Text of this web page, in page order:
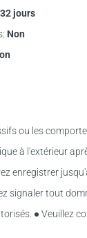
32 jours
Non
ou les
à l'extérieur
enregistrer
signaler tout
● Veuillez